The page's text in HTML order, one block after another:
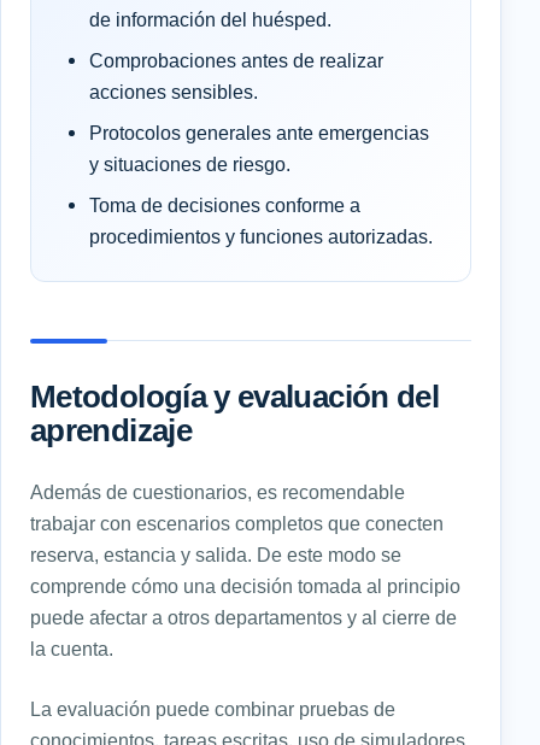
de información del huésped.
Comprobaciones antes de realizar
acciones sensibles.
Protocolos generales ante emergencias
y situaciones de riesgo.
Toma de decisiones conforme a
procedimientos y funciones autorizadas.
Metodología y evaluación del
aprendizaje
Además de cuestionarios, es recomendable
trabajar con escenarios completos que conecten
reserva, estancia y salida. De este modo se
comprende cómo una decisión tomada al principio
puede afectar a otros departamentos y al cierre de
la cuenta.
La evaluación puede combinar pruebas de
conocimientos, tareas escritas, uso de simuladores